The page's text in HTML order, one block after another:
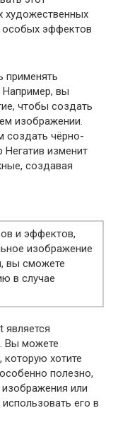
художественных
особых эффектов
применять
вы
чтобы создать
изображении.
создать чёрно-
изменит
создавая
и эффектов,
изображение
вы сможете
в случае
Вы можете
хотите
полезно,
или
его в